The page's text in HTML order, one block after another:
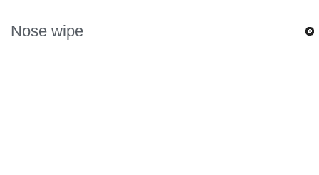
Nose wipe